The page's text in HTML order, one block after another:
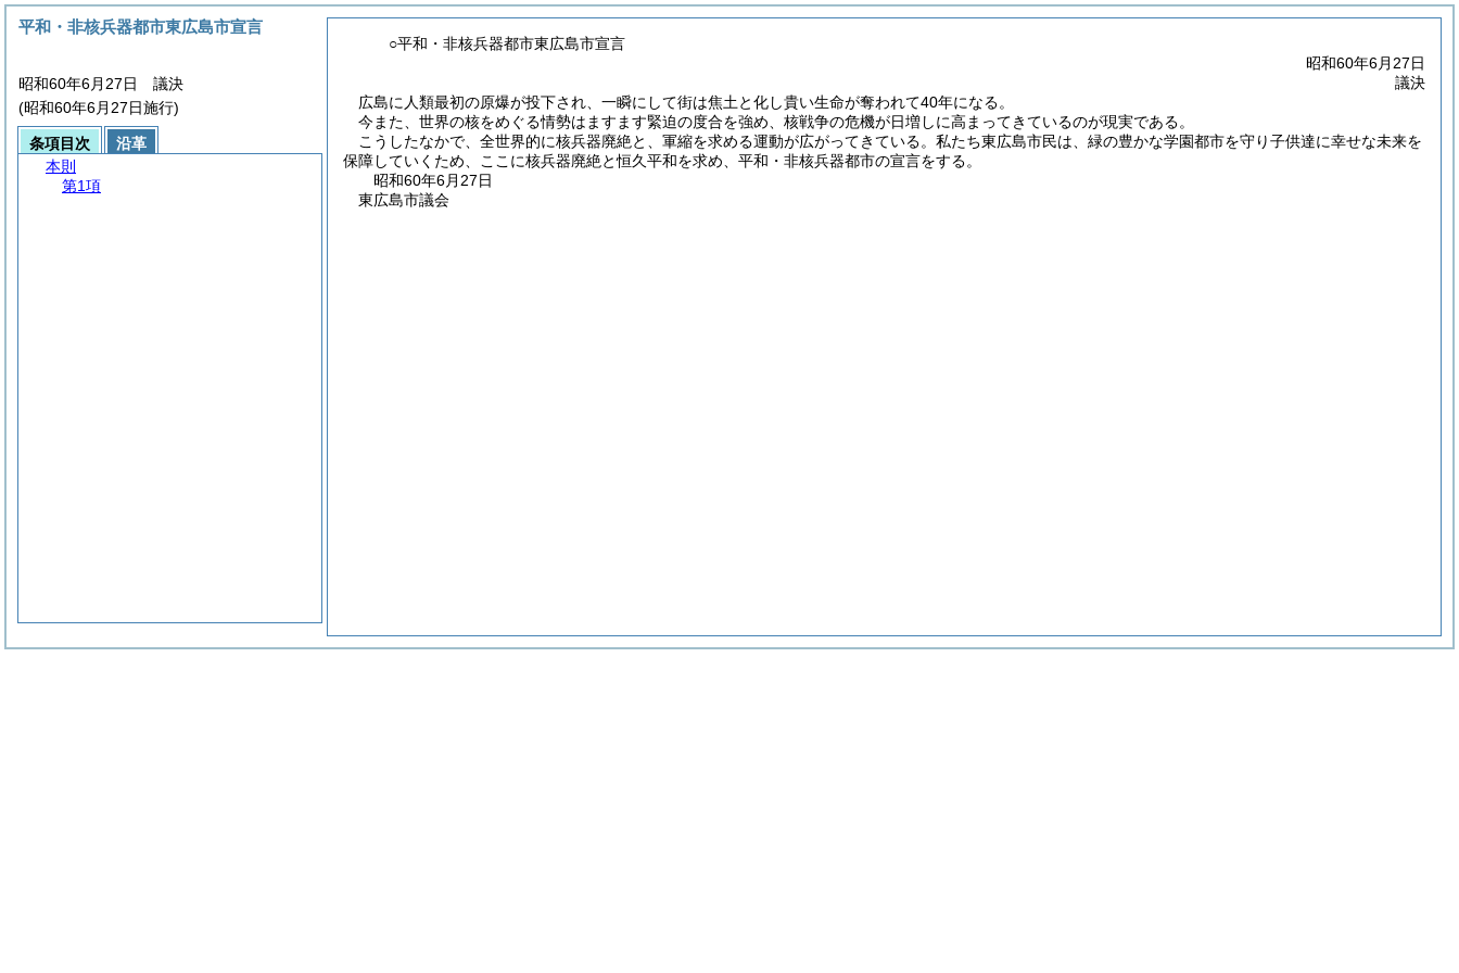
○平和・非核兵器都市東広島市宣言
昭和60年6月27日
議決
広島に人類最初の原爆が投下され、一瞬にして街は焦土と化し貴い生命が奪われて40年になる。
今また、世界の核をめぐる情勢はますます緊迫の度合を強め、核戦争の危機が日増しに高まってきているのが現実である。
こうしたなかで、全世界的に核兵器廃絶と、軍縮を求める運動が広がってきている。私たち東広島市民は、緑の豊かな学園都市を守り子供達に幸せな未来を
保障していくため、ここに核兵器廃絶と恒久平和を求め、平和・非核兵器都市の宣言をする。
昭和60年6月27日
東広島市議会
平和・非核兵器都市東広島市宣言
昭和60年6月27日 議決
(昭和60年6月27日施行)
条項目次
沿革
本則
第1項